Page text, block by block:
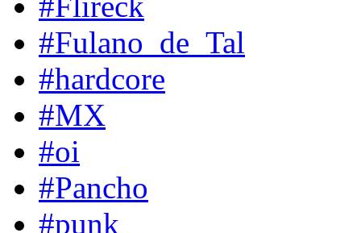
#Fulano_de_Tal
#hardcore
#MX
#oi
#Pancho
#punk